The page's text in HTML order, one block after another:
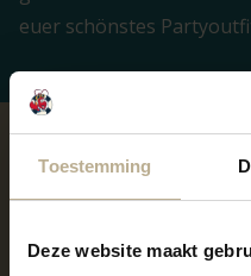
Toestemming
Deze website maakt
euer schönstes